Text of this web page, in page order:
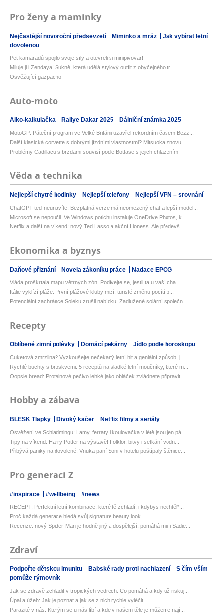
Pro ženy a maminky
Nejčastější novoroční předsevzetí Miminko a mráz
Jak vybírat letní
dovolenou
Pět kamarádů spojilo svoje síly a otevřeli si minipivovar!
Miluje ji i Zendaya! Sukně, která udělá stylový outfit z obyčejného tr...
Osvěžující gazpacho
Auto-moto
Alko-kalkulačka Rallye Dakar 2025 Dálniční známka 2025
MotoGP: Páteční program ve Velké Británii uzavřel rekordním časem Bezz...
Další klasická corvette s dobrými jízdními vlastnostmi? Mitsuoka znovu...
Problémy Cadillacu s brzdami souvisí podle Bottase s jejich chlazením
Věda a technika
Nejlepší chytré hodinky Nejlepší telefony Nejlepší VPN – srovnání
ChatGPT teď neunavíte. Bezplatná verze má neomezený chat a lepší model...
Microsoft se nepoučil. Ve Windows potichu instaluje OneDrive Photos, k...
Netflix a další na víkend: nový Ted Lasso a akční Lioness. Ale předevš...
Ekonomika a byznys
Daňové přiznání Novela zákoníku práce Nadace EPCG
Vláda proškrtala mapu větrných zón. Podívejte se, jestli ta u vaší cha...
Itálie vyklízí pláže. První plážové kluby mizí, turisté změnu pocítí b...
Potenciální zachránce Soleku zrušil nabídku. Zadlužené solární společn...
Recepty
Oblíbené zimní polévky Domácí pekárny Jídlo podle horoskopu
Cuketová zmrzlina? Vyzkoušejte nečekaný letní hit a geniální způsob, j...
Rychlé buchty s broskvemi: 5 receptů na sladké letní moučníky, které m...
Oopsie bread: Proteinové pečivo lehké jako obláček zvládnete připravit...
Hobby a zábava
BLESK Tlapky Divoký kačer Netflix filmy a seriály
Osvěžení ve Schladmingu: Lamy, ferraty i koulovačka v létě jsou jen pá...
Tipy na víkend: Harry Potter na výstavě! Folklor, bitvy i setkání vodn...
Přibývá paniky na dovolené: Vnuka paní Soni v hotelu poštípaly štěnice...
Pro generaci Z
#inspirace #wellbeing #news
RECEPT: Perfektní letní kombinace, které tě zchladí, i kdybys nechtěl*...
Proč každá generace hledá svůj signature beauty look
Recenze: nový Spider-Man je hodně jiný a dospělejší, pomáhá mu i Sadie...
Zdraví
Podpořte dětskou imunitu Babské rady proti nachlazení
S čím vším
pomůže rýmovník
Jak se zdravě zchladit v tropických vedrech: Co pomáhá a kdy už riskuj...
Úpal a úžeh: Jak je poznat a jak se z nich rychle vyléčit
Parazité v nás: Kterým se u nás líbí a kde v našem těle je můžeme nají...